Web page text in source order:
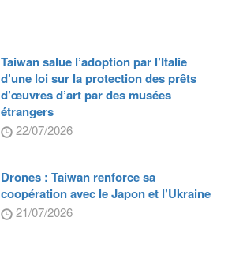
Taiwan salue l’adoption par l’Italie
d’une loi sur la protection des prêts
d’œuvres d’art par des musées
étrangers
22/07/2026
Drones : Taiwan renforce sa
coopération avec le Japon et l’Ukraine
21/07/2026